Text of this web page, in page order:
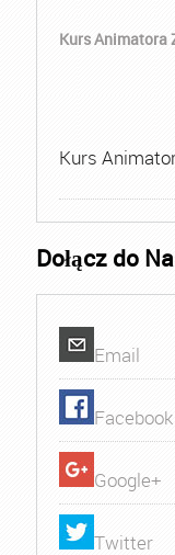
Kurs Animatora
Kurs
Dołącz do
Email
Facebook
Google+
Twitter